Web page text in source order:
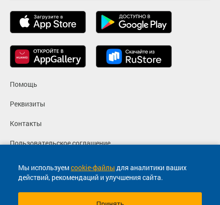
Мы используемcookie-файлы для аналитики ваших
действий, рекомендаций и улучшения сайта.
Помощь
Реквизиты
Контакты
Пользовательское соглашение
Политика конфиденциальности
Согласие на маркетинговые сообщения